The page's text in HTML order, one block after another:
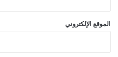
الموقع الإلكتروني